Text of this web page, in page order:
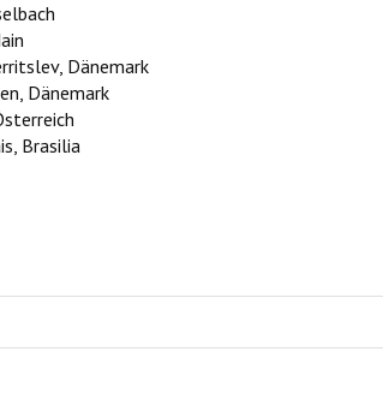
Dänemark
Dänemark
Brasilia